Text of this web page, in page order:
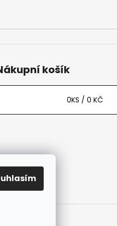
košík
0KS / 0 KČ